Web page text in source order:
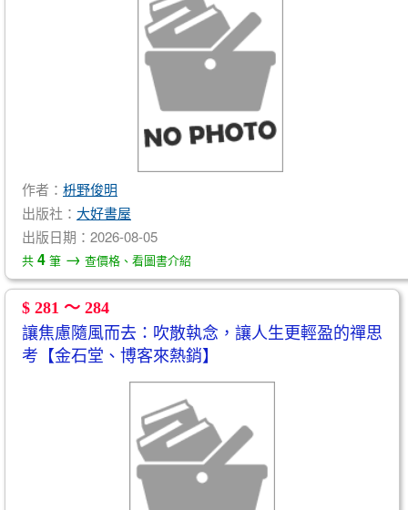
作者： 枡野俊明
出版社： 大好書屋
出版日期：2026-08-05
共 4 筆 → 查價格、看圖書介紹
$ 281 ～ 284
讓焦慮隨風而去：吹散執念，讓人生更輕盈的禪思
考【金石堂、博客來熱銷】